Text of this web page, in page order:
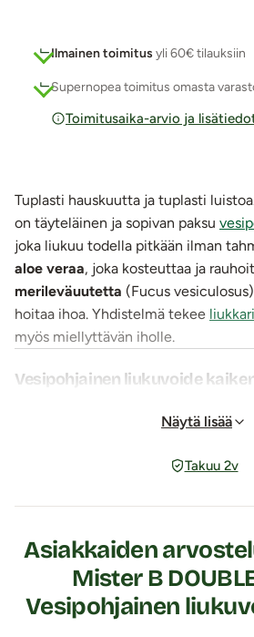
Ilmainen toimitus yli 60€ tilauksiin
Supernopea toimitus omasta
Toimitusaika-arvio ja
Tuplasti hauskuutta ja tuplasti
on täyteläinen ja sopivan paksu
joka liukuu todella pitkään ilman
aloe veraa, joka kosteuttaa ja
merileväuutetta (Fucus
hoitaa ihoa. Yhdistelmä tekee
myös miellyttävän iholle.
Vesipohjainen liukuvoide
DOUBLE-F -liukuvoide sopii
pitkä liukuvuus toimivat
seurana. Pehmeä ja helposti
hierontaan ja rentoihin
silkkisen tuntuiseksi ilman
Helppo ja käytännöllinen käyttää
Näytä lisää
Takuu 2v
Asiakkaiden
Mister B
Vesipohjainen